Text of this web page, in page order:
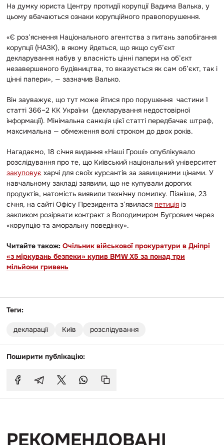
На думку юриста Центру протидії корупції Вадима Валька, у
цьому вбачаються ознаки корупційного правопорушення.
«Є роз’яснення Національного агентства з питань запобігання
корупції (НАЗК), в якому йдеться, що якщо суб’єкт
декларування набув у власність цінні папери на об’єкт
незавершеного будівництва, то вказується як сам об’єкт, так і
цінні папери», — зазначив Валько.
Він зауважує, що тут може йтися про порушення частини 1
статті 366–2 КК України (декларування недостовірної
інформації). Мінімальна санкція цієї статті передбачає штраф,
максимальна — обмеження волі строком до двох років.
Нагадаємо, 18 січня видання «Наші Гроші» опублікувало
розслідування про те, що Київський національний університет
закуповує харчі для своїх курсантів за завищеними цінами. У
навчальному закладі заявили, що не купували дорогих
продуктів, натомість виявили технічну помилку. Пізніше, 23
січня, на сайті Офісу Президента з’явилася петиція із
закликом розірвати контракт з Володимиром Бугровим через
«корупцію та аморальну поведінку».
Читайте також: Очільник військової прокуратури в Дніпрі
«з міркувань безпеки» купив BMW X5 за понад три
мільйони гривень
Теги:
декларації Київ розслідування
Поширити публікацію:
РЕКОМЕНДОВАНІ